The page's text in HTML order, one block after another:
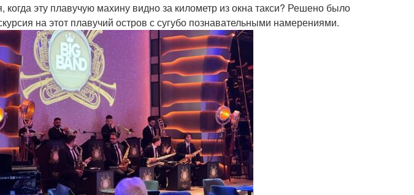
эту плавучую махину видно за километр из окна такси? Решено было
на этот плавучий остров с сугубо познавательными намерениями.